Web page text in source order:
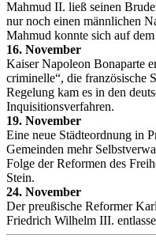
Mahmud II. ließ seinen
nur noch einen männlichen
Mahmud konnte sich auf
16. November
Kaiser Napoleon Bonaparte
criminelle“, die französische
Regelung kam es in den
Inquisitionsverfahren.
19. November
Eine neue Städteordnung in
Gemeinden mehr
Folge der Reformen des
Stein.
24. November
Der preußische Reformer
Friedrich Wilhelm III.